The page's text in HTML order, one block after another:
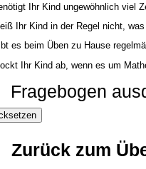
Ihr Kind ungewöhnlich viel
Ihr Kind in der Regel nicht,
es beim Üben zu Hause
Ihr Kind ab, wenn es um
Fragebogen
zum